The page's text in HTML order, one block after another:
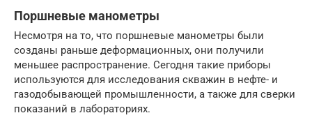
Поршневые манометры
Несмотря на то, что поршневые манометры были
созданы раньше деформационных, они получили
меньшее распространение. Сегодня такие приборы
используются для исследования скважин в нефте- и
газодобывающей промышленности, а также для сверки
показаний в лабораториях.